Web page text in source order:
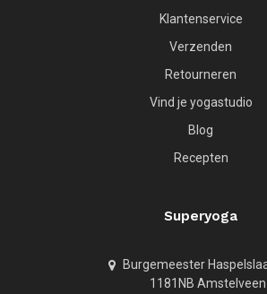
Klantenservice
Verzenden
Retourneren
Vind je yogastudio
Blog
Recepten
Superyoga
Burgemeester
1181NB Amstelveen